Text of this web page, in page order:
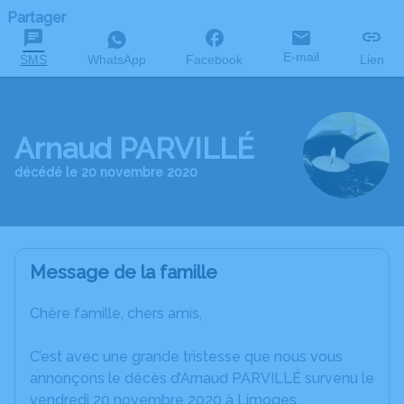
Partager
SMS WhatsApp Facebook E-mail Lien
Arnaud PARVILLÉ
décédé le 20 novembre 2020
Message de la famille
Chère famille, chers amis,
C’est avec une grande tristesse que nous vous
annonçons le décès d’Arnaud PARVILLÉ survenu le
vendredi 20 novembre 2020 à Limoges.